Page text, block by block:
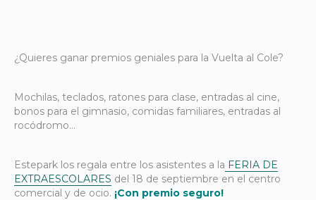
¿Quieres ganar premios geniales para la Vuelta al Cole?
Mochilas, teclados, ratones para clase, entradas al cine,
bonos para el gimnasio, comidas familiares, entradas al
rocódromo…
Estepark los regala entre los asistentes a la FERIA DE
EXTRAESCOLARES del 18 de septiembre en el centro
comercial y de ocio. ¡Con premio seguro!